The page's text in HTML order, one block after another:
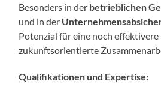
Besonders in der betrieblichen
und in der
Potenzial für eine noch effektivere
zukunftsorientierte
Qualifikationen und Expertise: